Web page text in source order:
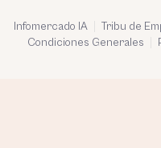
Infomercado IA Tribu de
Condiciones Generales